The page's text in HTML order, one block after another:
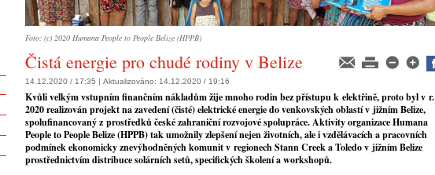
Foto: (c) 2020 Humana People to People Belize (HPPB)
Čistá energie pro chudé rodiny v Belize
14.12.2020 / 17:35 | Aktualizováno: 14.12.2020 / 19:16
Kvůli velkým vstupním finančním nákladům žije mnoho rodin bez přístupu k elektřině, proto byl v r.
2020 realizován projekt na zavedení (čisté) elektrické energie do venkovských oblastí v jižním Belize,
spolufinancovaný z prostředků české zahraniční rozvojové spolupráce. Aktivity organizace Humana
People to People Belize (HPPB) tak umožnily zlepšení nejen životních, ale i vzdělávacích a pracovních
podmínek ekonomicky znevýhodněných komunit v regionech Stann Creek a Toledo v jižním Belize
prostřednictvím distribuce solárních setů, specifických školení a workshopů.